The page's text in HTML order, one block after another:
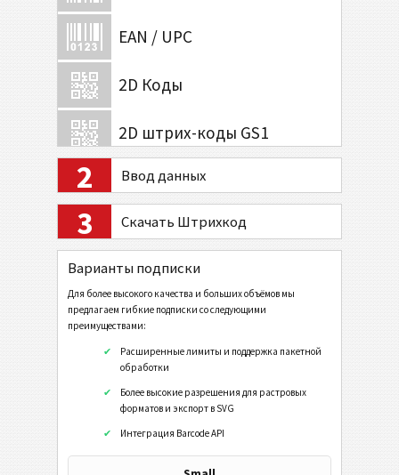
EAN / UPC
2D Коды
2D штрих-коды GS1
Банк и платежи
Мобильный Тэг
QR-код
Data Matrix
URL
Набрать номер телефона
Послать SMS
Профайл в Twitter
Twitter Tweet
2 Ввод данных
3 Скачать Штрихкод
Варианты подписки
Для более высокого качества и больших объёмов мы
предлагаем гибкие подписки со следующими
преимуществами:
Расширенные лимиты и поддержка пакетной
обработки
Более высокие разрешения для растровых
форматов и экспорт в SVG
Интеграция Barcode API